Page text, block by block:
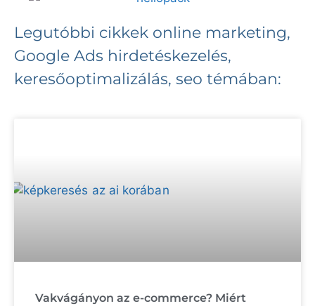
Legutóbbi cikkek online marketing,
Google Ads hirdetéskezelés,
keresőoptimalizálás, seo témában:
Vakvágányon az e-commerce? Miért